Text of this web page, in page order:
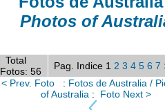
Photos of
Total
Fotos: 56
Pag. Indice 1 2 3 4 5 6 7
< Prev. Foto
: Fotos de Australia /
of Australia : Foto Next >